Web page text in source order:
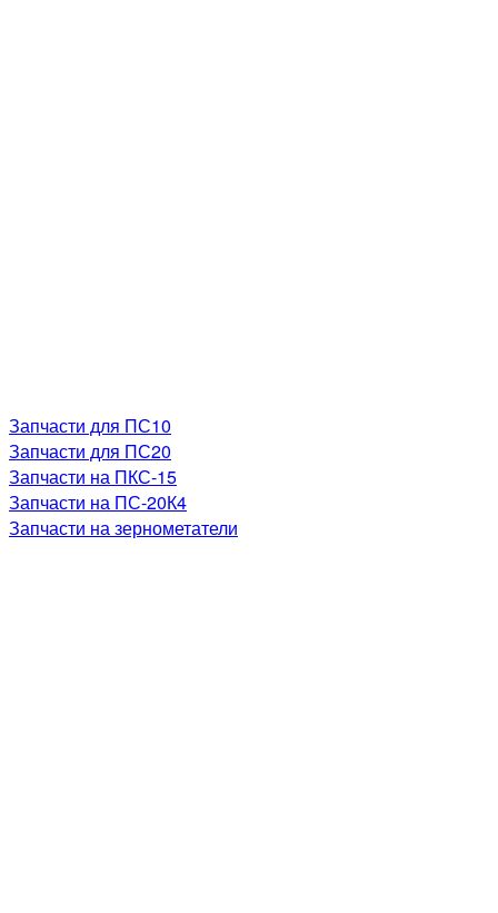
Запчасти для ПС10
Запчасти для ПС20
Запчасти на ПКС-15
Запчасти на ПС-20К4
Запчасти на зернометатели